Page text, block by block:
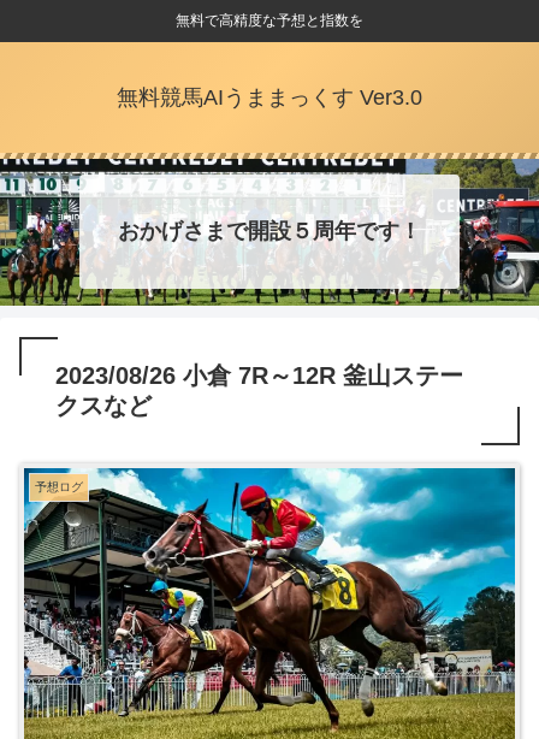
無料で高精度な予想と指数を
無料競馬AIうままっくす Ver3.0
おかげさまで開設５周年です！
2023/08/26 小倉 7R～12R 釜山ステー
クスなど
予想ログ